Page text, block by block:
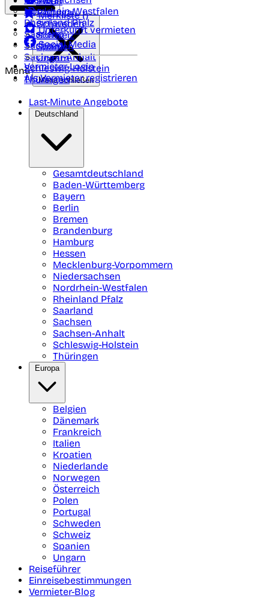
Nordrhein-Westfalen
Rheinland Pfalz
Saarland
Sachsen
Sachsen-Anhalt
Schleswig-Holstein
Thüringen
Portugal
Schweden
Schweiz
Spanien
Ungarn
Merkliste ()
Unterkunft vermieten
Social Media
Vermieter-Login
Als Vermieter registrieren
Menü
Menü schließen
Last-Minute Angebote
Deutschland
Gesamtdeutschland
Baden-Württemberg
Bayern
Berlin
Bremen
Brandenburg
Hamburg
Hessen
Mecklenburg-Vorpommern
Niedersachsen
Nordrhein-Westfalen
Rheinland Pfalz
Saarland
Sachsen
Sachsen-Anhalt
Schleswig-Holstein
Thüringen
Europa
Belgien
Dänemark
Frankreich
Italien
Kroatien
Niederlande
Norwegen
Österreich
Polen
Portugal
Schweden
Schweiz
Spanien
Ungarn
Reiseführer
Einreisebestimmungen
Vermieter-Blog